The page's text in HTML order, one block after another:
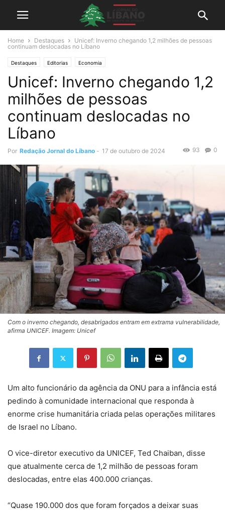
Home Destaques
Unicef: Inverno chegando 1,2 milhões de pessoas
continuam deslocadas no Líbano
Destaques Editorias Economia
Unicef: Inverno chegando 1,2
milhões de pessoas
continuam deslocadas no
Líbano
Por Redação Jornal do Líbano - 17 de outubro de 2024 0
93
Com o inverno chegando, desabrigados entram em extrama vulnerabilidade,
afirma UNICEF. Imagem: Unicef
Um alto funcionário da agência da ONU para a infância está
pedindo à comunidade internacional que responda à
enorme crise humanitária criada pelas operações militares
de Israel no Líbano.
O vice-diretor executivo da UNICEF, Ted Chaiban, disse
que atualmente cerca de 1,2 milhão de pessoas foram
deslocadas, entre elas 400.000 crianças.
“Quase 190.000 dos que foram forçados a deixar suas